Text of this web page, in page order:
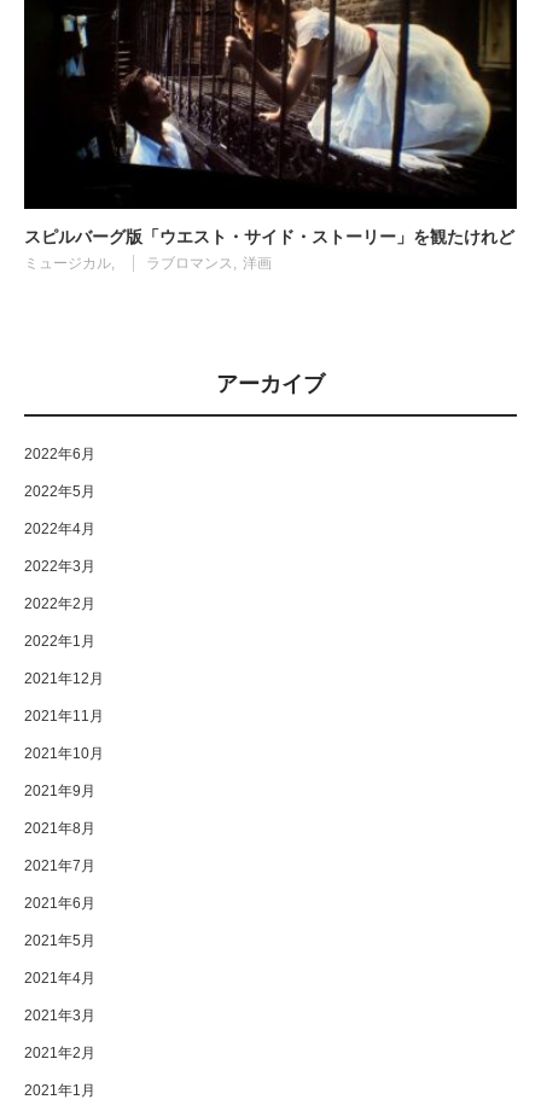
スピルバーグ版「ウエスト・サイド・ストーリー」を観たけれど
ミュージカル ラブロマンス 洋画
アーカイブ
2022年6月
2022年5月
2022年4月
2022年3月
2022年2月
2022年1月
2021年12月
2021年11月
2021年10月
2021年9月
2021年8月
2021年7月
2021年6月
2021年5月
2021年4月
2021年3月
2021年2月
2021年1月